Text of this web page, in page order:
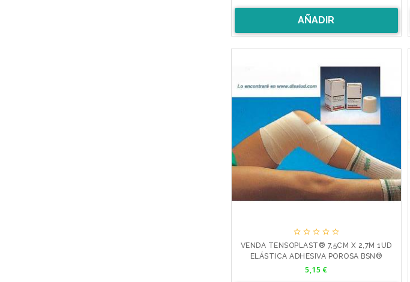
AÑADIR
    
VENDA TENSOPLAST® 7,5CM X 2,7M 1UD
ELÁSTICA ADHESIVA POROSA BSN®
Precio
5,15 €